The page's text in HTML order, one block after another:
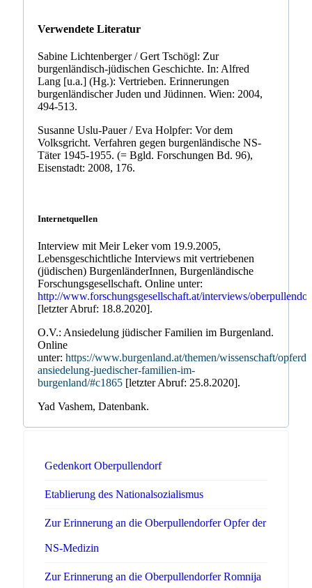
Verwendete Literatur
Sabine Lichtenberger / Gert Tschögl: Zur
burgenländisch-jüdischen Geschichte. In: Alfred
Lang [u.a.] (Hg.): Vertrieben. Erinnerungen
burgenländischer Juden und Jüdinnen. Wien: 2004,
494-513.
Susanne Uslu-Pauer / Eva Holpfer: Vor dem
Volksgricht. Verfahren gegen burgenländische NS-
Täter 1945-1955. (= Bgld. Forschungen Bd. 96),
Eisenstadt: 2008, 176.
Internetquellen
Interview mit Meir Leker vom 19.9.2005,
Lebensgeschichtliche Interviews mit vertriebenen
(jüdischen) BurgenländerInnen, Burgenländische
Forschungsgesellschaft. Online unter:
http://www.forschungsgesellschaft.at/interviews/
[letzter Abruf: 18.8.2020].
O.V.: Ansiedelung jüdischer Familien im Burgenland.
Online
unter: https://www.burgenland.at/themen/wissenschaft/
ansiedelung-juedischer-familien-im-
burgenland/#c1865 [letzter Abruf: 25.8.2020].
Yad Vashem, Datenbank.
Gedenkort Oberpullendorf
Etablierung des Nationalsozialismus
Zur Erinnerung an die Oberpullendorfer Opfer der
NS-Medizin
Zur Erinnerung an die Oberpullendorfer Romnija